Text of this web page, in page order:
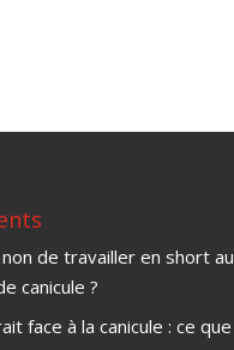
de travailler en short au
canicule ?
face à la canicule : ce que